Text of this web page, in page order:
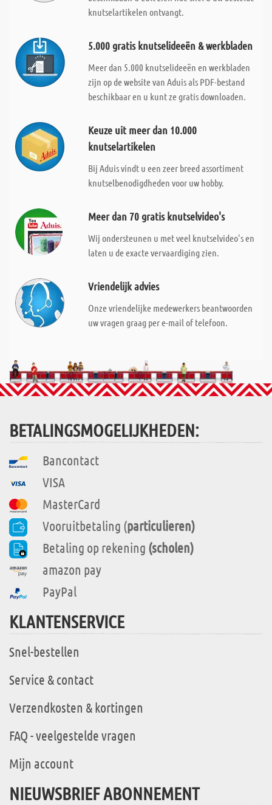
knutselartikelen ontvangt.
5.000 gratis knutselideeën & werkbladen
Meer dan 5.000 knutselideeën en werkbladen
zijn op de website van Aduis als PDF-bestand
beschikbaar en u kunt ze gratis downloaden.
Keuze uit meer dan 10.000
knutselartikelen
Bij Aduis vindt u een zeer breed assortiment
knutselbenodigdheden voor uw hobby.
Meer dan 70 gratis knutselvideo's
Wij ondersteunen u met veel knutselvideo's en
laten u de exacte vervaardiging zien.
Vriendelijk advies
Onze vriendelijke medewerkers beantwoorden
uw vragen graag per e-mail of telefoon.
BETALINGSMOGELIJKHEDEN:
Bancontact
VISA
MasterCard
Vooruitbetaling (particulieren)
Betaling op rekening (scholen)
amazon pay
PayPal
KLANTENSERVICE
Snel-bestellen
Service & contact
Verzendkosten & kortingen
FAQ - veelgestelde vragen
Mijn account
NIEUWSBRIEF ABONNEMENT